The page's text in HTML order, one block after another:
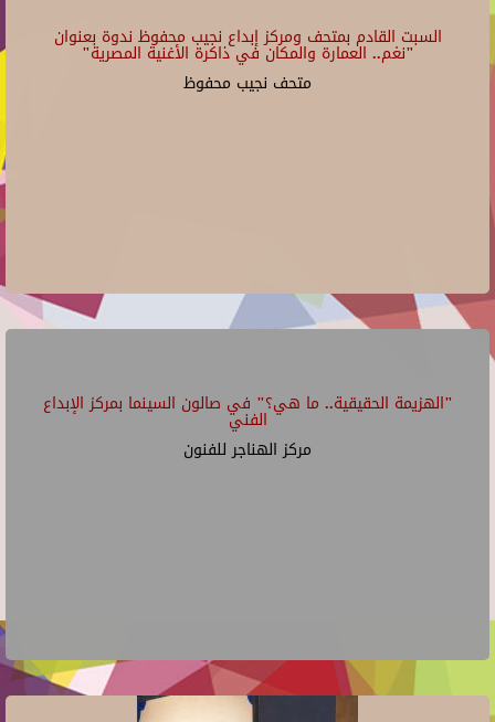
السبت القادم بمتحف ومركز إبداع نجيب محفوظ ندوة بعنوان
"نغم.. العمارة والمكان في ذاكرة الأغنية المصرية"
متحف نجيب محفوظ
"الهزيمة الحقيقية.. ما هي؟" في صالون السينما بمركز الإبداع
الفني
مركز الهناجر للفنون